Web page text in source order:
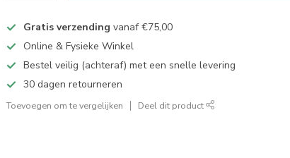
Gratis verzending vanaf€75,00
Online & Fysieke Winkel
Bestel veilig (achteraf) met een snelle levering
30 dagen retourneren
Toevoegen om te vergelijken Deel dit product